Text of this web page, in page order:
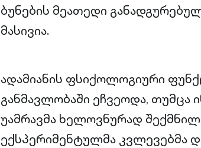
ბუნების მეათედი
მასივია.
ადამიანის ფსიქოლოგიური
განმავლობაში ეჩვეოდა,
უამრავმა ხელოვნურად
ექსპერიმენტულმა კვლევებმა